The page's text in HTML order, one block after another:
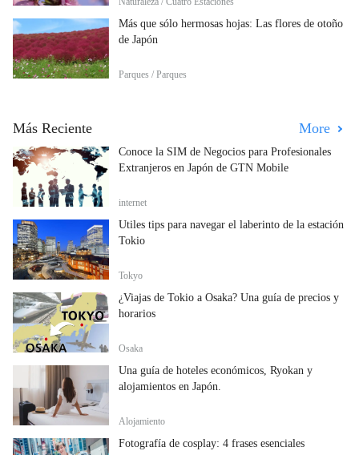
Más que sólo hermosas hojas: Las flores de otoño
de Japón
Parques / Parques
Más Reciente More
Conoce la SIM de Negocios para Profesionales
Extranjeros en Japón de GTN Mobile
internet
Útiles tips para navegar el laberinto de la estación
Tokio
Tokyo
¿Viajas de Tokio a Osaka? Una guía de precios y
horarios
Osaka
Una guía de hoteles económicos, Ryokan y
alojamientos en Japón.
Alojamiento
Fotografía de cosplay: 4 frases esenciales